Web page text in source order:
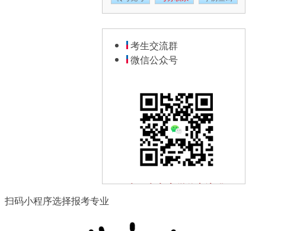
考生交流群
微信公众号
扫一扫加入微信交流群
扫码小程序选择报考专业